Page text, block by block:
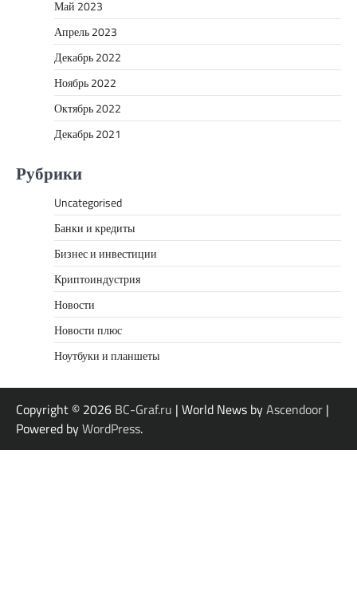
Май 2023
Апрель 2023
Декабрь 2022
Ноябрь 2022
Октябрь 2022
Декабрь 2021
Рубрики
Uncategorised
Банки и кредиты
Бизнес и инвестиции
Криптоиндустрия
Новости
Новости плюс
Ноутбуки и планшеты
Copyright © 2026 BC-Graf.ru | World News byAscendoor |
Powered byWordPress.